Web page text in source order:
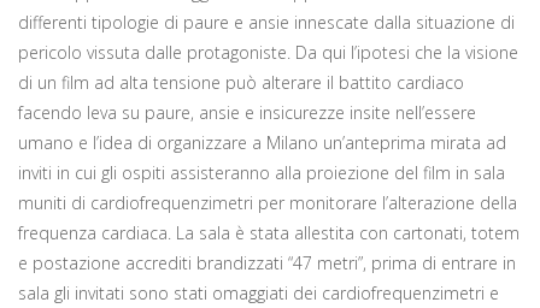
differenti tipologie di paure e ansie innescate dalla situazione di
pericolo vissuta dalle protagoniste. Da qui l’ipotesi che la visione
di un film ad alta tensione può alterare il battito cardiaco
facendo leva su paure, ansie e insicurezze insite nell’essere
umano e l’idea di organizzare a Milano un’anteprima mirata ad
inviti in cui gli ospiti assisteranno alla proiezione del film in sala
muniti di cardiofrequenzimetri per monitorare l’alterazione della
frequenza cardiaca. La sala è stata allestita con cartonati, totem
e postazione accrediti brandizzati “47 metri”, prima di entrare in
sala gli invitati sono stati omaggiati dei cardiofrequenzimetri e